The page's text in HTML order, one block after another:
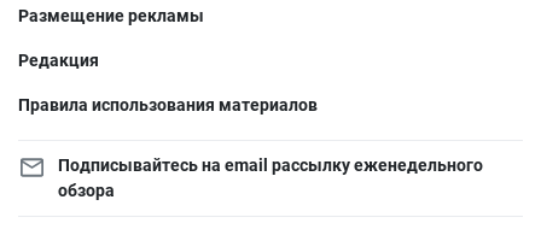
Размещение рекламы
Редакция
Правила использования материалов
Подписывайтесь на email рассылку еженедельного
обзора